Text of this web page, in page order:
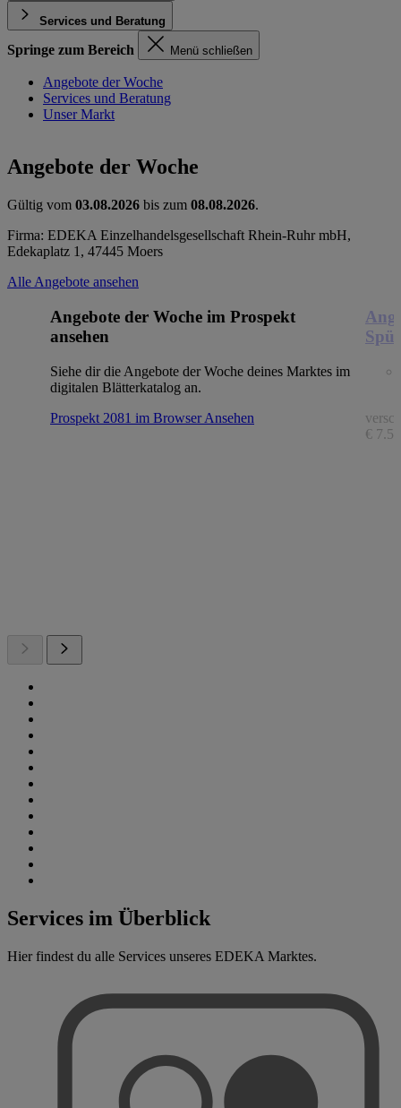
Services und Beratung
Springe zum Bereich Menü schließen
Angebote der Woche
Services und Beratung
Unser Markt
Angebote der Woche
Gültig vom 03.08.2026 bis zum 08.08.2026.
Firma: EDEKA Einzelhandelsgesellschaft Rhein-Ruhr mbH,
Edekaplatz 1, 47445 Moers
Alle Angebote ansehen
Angebote der Woche im Prospekt
ansehen
Siehe dir die Angebote der Woche deines Marktes im
digitalen Blätterkatalog an.
Prospekt 2081 im BrowserAnsehen
€
Services im Überblick
Hier findest du alle Services unseres EDEKA Marktes.